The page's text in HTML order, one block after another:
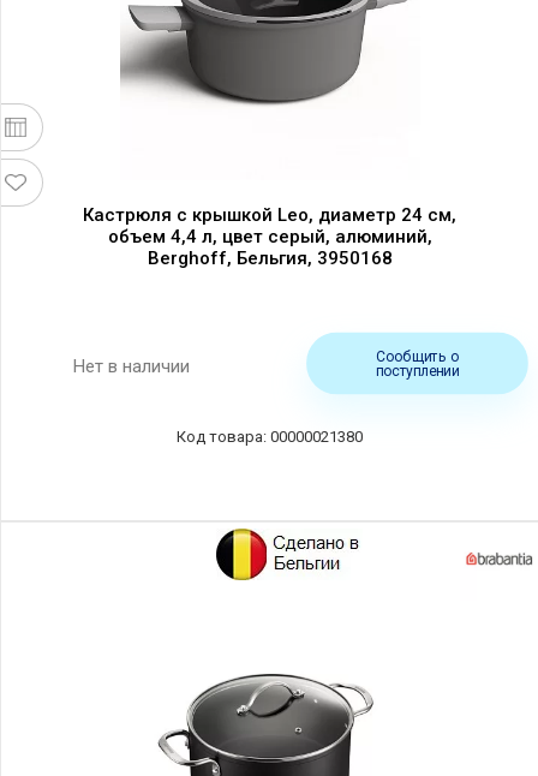
Кастрюля с крышкой Leo, диаметр 24 см,
объем 4,4 л, цвет серый, алюминий,
Berghoff, Бельгия, 3950168
Нет в наличии
Сообщить о
поступлении
00000021380